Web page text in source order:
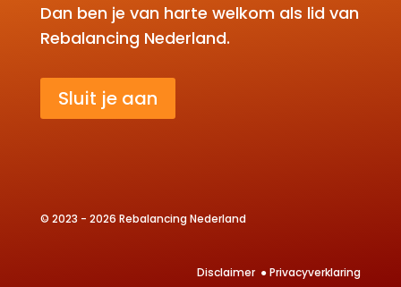
Dan ben je van harte welkom als lid van
Rebalancing Nederland.
Sluit je aan
© 2023 - 2026 Rebalancing Nederland
Disclaimer ●Privacyverklaring